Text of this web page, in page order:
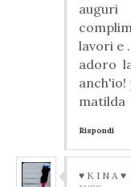
lavori e
adoro
anch'io!
matilda
Rispondi
♥ K I N A ♥